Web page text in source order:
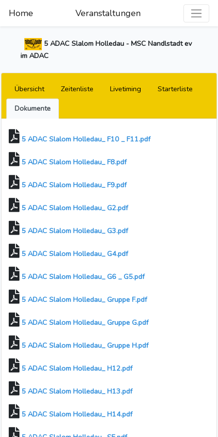
Home Veranstaltungen
5 ADAC Slalom Holledau - MSC Nandlstadt ev
im ADAC
Übersicht Zeitenliste Livetiming
Starterliste
Dokumente
5 ADAC Slalom Holledau_ F10 _ F11.pdf
5 ADAC Slalom Holledau_ F8.pdf
5 ADAC Slalom Holledau_ F9.pdf
5 ADAC Slalom Holledau_ G2.pdf
5 ADAC Slalom Holledau_ G3.pdf
5 ADAC Slalom Holledau_ G4.pdf
5 ADAC Slalom Holledau_ G6 _ G5.pdf
5 ADAC Slalom Holledau_ Gruppe F.pdf
5 ADAC Slalom Holledau_ Gruppe G.pdf
5 ADAC Slalom Holledau_ Gruppe H.pdf
5 ADAC Slalom Holledau_ H12.pdf
5 ADAC Slalom Holledau_ H13.pdf
5 ADAC Slalom Holledau_ H14.pdf